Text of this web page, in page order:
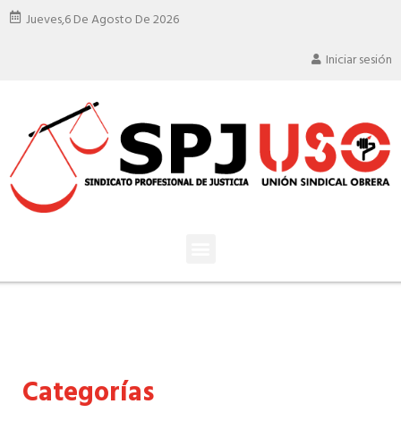
Jueves,6 De Agosto De 2026
Iniciar sesión
Categorías